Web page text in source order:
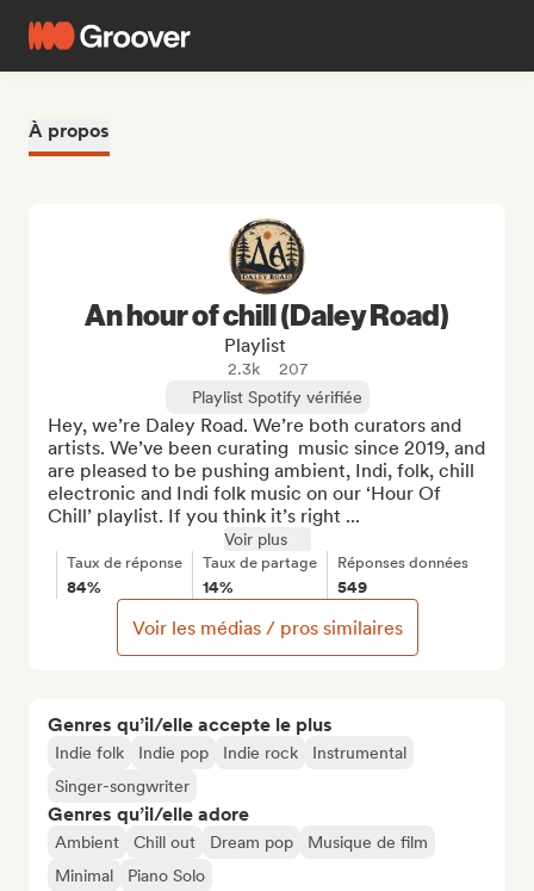
À propos
Genres qu’il/elle accepte le plus
Indie folk Indie pop Indie rock
Instrumental
Singer-songwriter
Genres qu’il/elle adore
Ambient Chill out Dream pop
Musique de film
Minimal
Piano Solo
An hour of chill (Daley Road)
Playlist
2.3k
207
Playlist Spotify vérifiée
Hey, we’re Daley Road. We’re both curators and
artists. We’ve been curating  music since 2019, and
are pleased to be pushing ambient, Indi, folk, chill
electronic and Indi folk music on our ‘Hour Of
Chill’ playlist. If you think it’s right ...
Voir plus
Taux de réponse
84%
Taux de partage
14%
Réponses données
549
Voir les médias / pros similaires